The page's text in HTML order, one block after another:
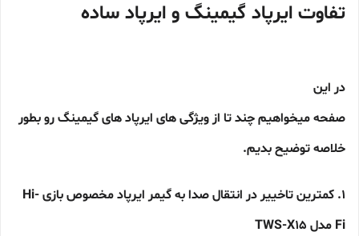
تفاوت ایرپاد گیمینگ و ایرپاد ساده
در این
صفحه میخواهیم چند تا از ویژگی های ایرپاد های گیمینگ رو بطور
خلاصه توضیح بدیم.
1. کمترین تاخییر در انتقال صدا به گیمر ایرپاد مخصوص بازی Hi-
Fi مدل TWS-X15